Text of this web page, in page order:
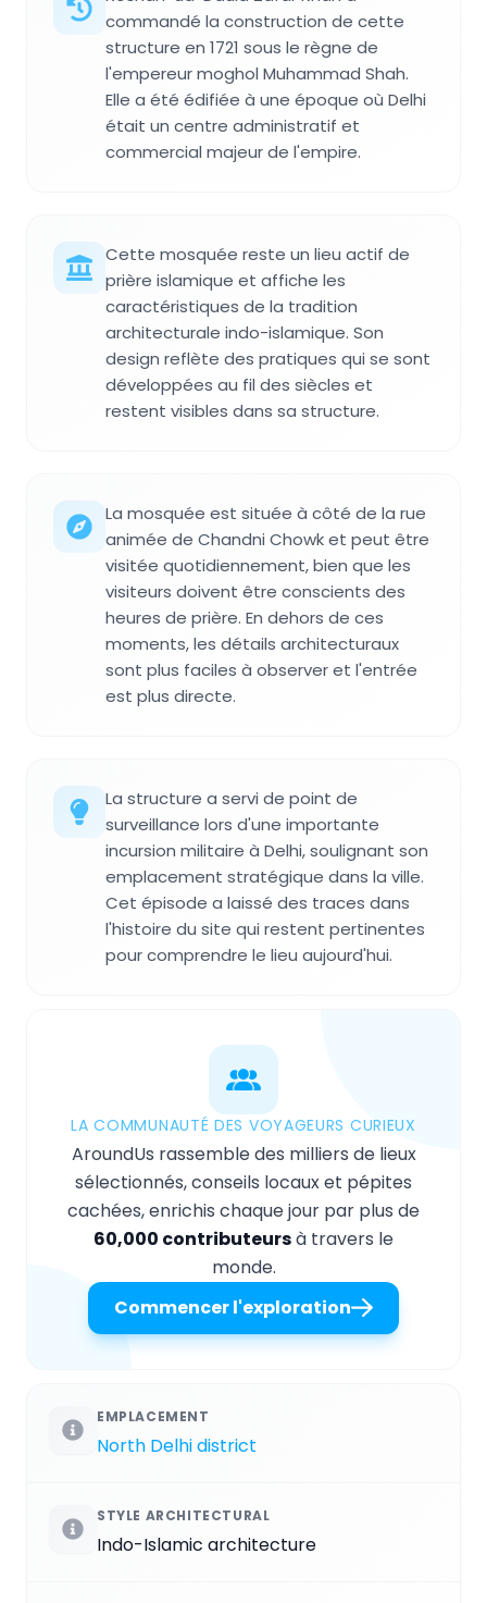
commandé la construction de cette
structure en 1721 sous le règne de
l'empereur moghol Muhammad Shah.
Elle a été édifiée à une époque où Delhi
était un centre administratif et
commercial majeur de l'empire.
Cette mosquée reste un lieu actif de
prière islamique et affiche les
caractéristiques de la tradition
architecturale indo-islamique. Son
design reflète des pratiques qui se sont
développées au fil des siècles et
restent visibles dans sa structure.
La mosquée est située à côté de la rue
animée de Chandni Chowk et peut être
visitée quotidiennement, bien que les
visiteurs doivent être conscients des
heures de prière. En dehors de ces
moments, les détails architecturaux
sont plus faciles à observer et l'entrée
est plus directe.
La structure a servi de point de
surveillance lors d'une importante
incursion militaire à Delhi, soulignant son
emplacement stratégique dans la ville.
Cet épisode a laissé des traces dans
l'histoire du site qui restent pertinentes
pour comprendre le lieu aujourd'hui.
LA COMMUNAUTÉ DES VOYAGEURS CURIEUX
AroundUs rassemble des milliers de lieux
sélectionnés, conseils locaux et pépites
cachées, enrichis chaque jour par plus de
60,000 contributeursà travers le
monde.
Commencer l'exploration
EMPLACEMENT
North Delhi district
STYLE ARCHITECTURAL
Indo-Islamic architecture